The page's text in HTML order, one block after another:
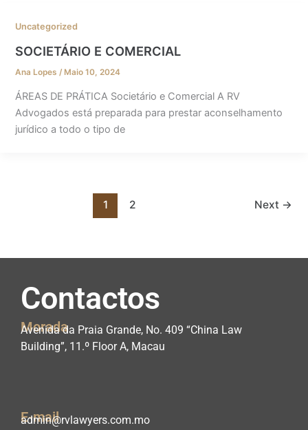
Uncategorized
SOCIETÁRIO E COMERCIAL
Ana Lopes / Maio 10, 2024
ÁREAS DE PRÁTICA Societário e Comercial A RV
Advogados está preparada para prestar aconselhamento
jurídico a todo o tipo de
1 2 Next →
Contactos
Morada
Avenida da Praia Grande, No. 409 “China Law
Building”, 11.º Floor A, Macau
E-mail
admin@rvlawyers.com.mo